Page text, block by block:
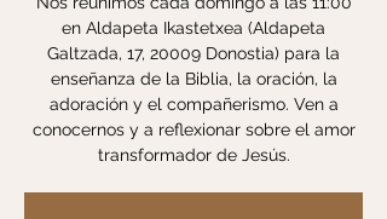
en Aldapeta Ikastetxea (Aldapeta
Galtzada, 17, 20009 Donostia) para la
enseñanza de la Biblia, la oración, la
adoración y el compañerismo. Ven a
conocernos y a reflexionar sobre el amor
transformador de Jesús.